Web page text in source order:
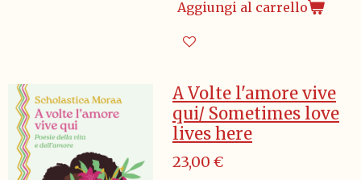
Aggiungi al carrello
A Volte l'amore vive
qui/ Sometimes love
lives here
23,00 €